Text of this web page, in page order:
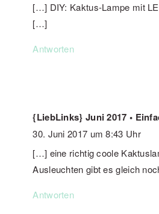
[…] DIY: Kaktus-Lampe mit
[…]
Antworten
{LiebLinks} Juni 2017 •
30. Juni 2017 um 8:43 Uhr
[…] eine richtig coole
Ausleuchten gibt es gleich
Antworten